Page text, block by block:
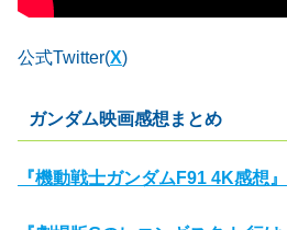
公式Twitter(X)
ガンダム映画感想まとめ
『機動戦士ガンダムF91 4K感想』